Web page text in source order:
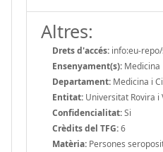
Altres:
Drets d'accés: info:eu-
Ensenyament(s): Medicina
Departament: Medicina i
Entitat: Universitat Rovira i
Confidencialitat:Si
Crèdits del TFG:6
Matèria: Persones